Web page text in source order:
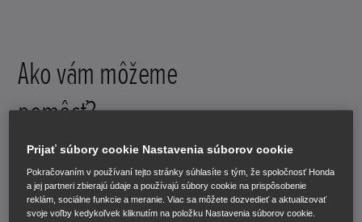
Ako vám môžeme
pomôcť?
S radosťou zodpovieme vaše prípadné otázky
prostredníctvom e-mailu.
E-mail:info.sk@honda-eu.com
Prijať súbory cookie Nastavenia súborov cookie
Pokračovaním v používaní tejto stránky súhlasíte s tým, že spoločnosť Honda
a jej partneri zbierajú údaje a používajú súbory cookie na prispôsobenie
reklám, sociálne funkcie a meranie. Viac sa môžete dozvedieť a aktualizovať
svoje voľby kedykoľvek kliknutím na položku Nastavenia súborov cookie.